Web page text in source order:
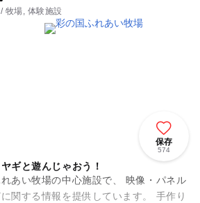
牧場, 体験施設
保存
574
ギと遊んじゃおう！
あい牧場の中心施設で、 映像・パネル
関する情報を提供しています。 手作り